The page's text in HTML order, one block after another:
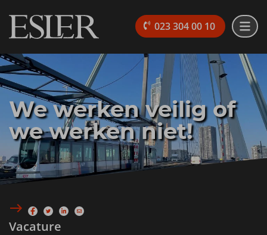
023 304 00 10
We werken veilig of
we werken niet!
Vacature